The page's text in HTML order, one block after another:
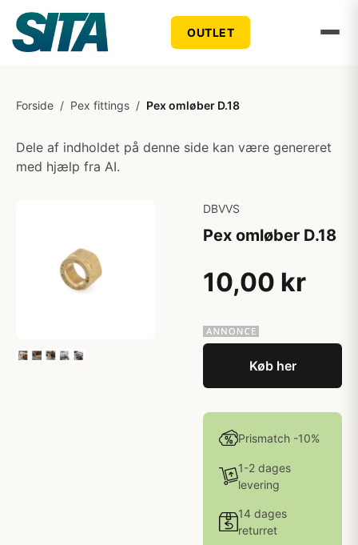
OUTLET
Forside / Pex fittings / Pex omløber D.18
Dele af indholdet på denne side kan være genereret
med hjælp fra AI.
DBVVS
Pex omløber D.18
10,00 kr
Køb her
Prismatch -10%
1-2 dages
levering
14 dages
returret